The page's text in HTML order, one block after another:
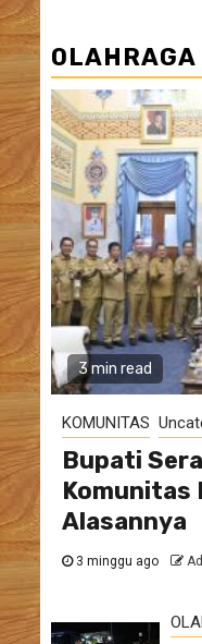
OLAHRAGA
3 min read
KOMUNITAS
Bupati
Komunitas
Alasannya
3 minggu ago